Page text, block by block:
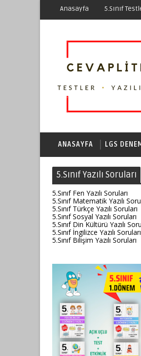
Anasayfa 5.Sınıf
ANASAYFA LGS
5.Sınıf Yazılı Soruları
5.Sınıf Fen Yazılı Soruları
5.Sınıf Matematik Yazılı
5.Sınıf Türkçe Yazılı Soruları
5.Sınıf Sosyal Yazılı Soruları
5.Sınıf Din Kültürü Yazılı
5.Sınıf İngilizce Yazılı Soruları
5.Sınıf Bilişim Yazılı Soruları